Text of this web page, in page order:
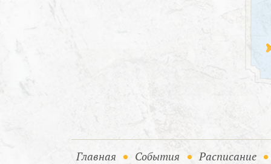
Главная (current)
События (current)
Расписание